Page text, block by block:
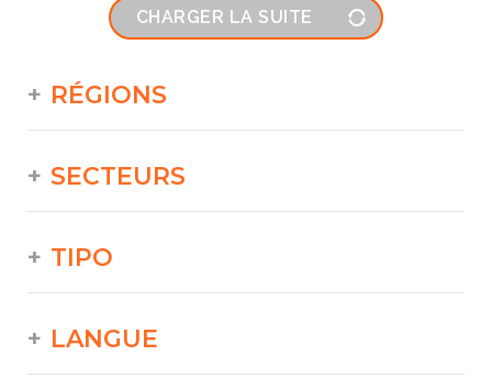
CHARGER LA SUITE
RÉGIONS
SECTEURS
TIPO
LANGUE